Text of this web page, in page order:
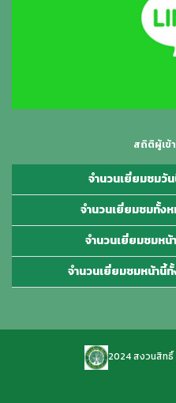
สถิติผู้เข้
จำนวนเยี่ยมชมวั
จำนวนเยี่ยมชมทั้ง
จำนวนเยี่ยมชมหน้
จำนวนเยี่ยมชมหน้านี้
2024 สงวนสิทธิ์